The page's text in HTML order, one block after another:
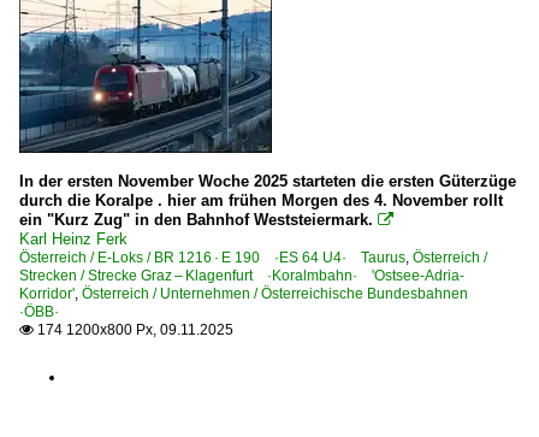
Strecke Linz – Rohr-Bad Hall – Selzthal ·Pyhrnbahn·
Strecke Linz – Summerau ·Summerauerbahn·
Strecke Neuberg – Mürzzuschlag – Bruck/Mur ·Mürztal·
Strecke Salzburg – Zell am See – Wörgl ·Salzburg-
Strecke Schwarzach St. Veit – Spittal-Millstättersee
Strecke Selzthal – St.Michael ·Schoberpass·
Strecke St. Veit a.d. Glan – Klagenfurt – Rosenbach (–
Strecke Unzmarkt – Bruck/Mur ·Murtal·
Strecke Villach – Rosenbach ·Karawankenbahn·
Strecke Wels – Passau ·Passauerbahn·
In der ersten November Woche 2025 starteten die ersten Güterzüge
durch die Koralpe . hier am frühen Morgen des 4. November rollt
ein "Kurz Zug" in den Bahnhof Weststeiermark. 
Karl Heinz Ferk
Österreich / E-Loks / BR 1216 · E 190 ·ES 64 U4· Taurus, Österreich /
Strecken / Strecke Graz – Klagenfurt ·Koralmbahn· 'Ostsee-Adria-
Korridor', Österreich / Unternehmen / Österreichische Bundesbahnen
·ÖBB·
 174 1200x800 Px, 09.11.2025